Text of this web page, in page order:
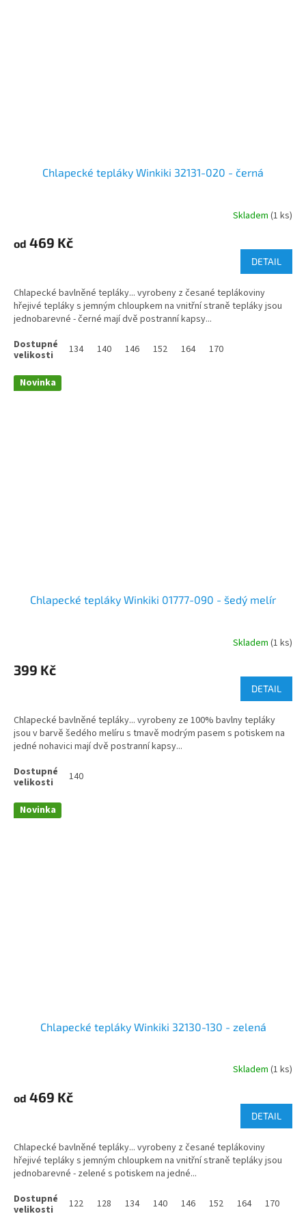
Chlapecké tepláky Winkiki 32131-020 - černá
Skladem (1 ks)
od 469 Kč
DETAIL
Chlapecké bavlněné tepláky... vyrobeny z česané teplákoviny
hřejivé tepláky s jemným chloupkem na vnitřní straně tepláky jsou
jednobarevné - černé mají dvě postranní kapsy...
134 140 146 152 164 170
Novinka
Chlapecké tepláky Winkiki 01777-090 - šedý melír
Skladem (1 ks)
399 Kč
DETAIL
Chlapecké bavlněné tepláky... vyrobeny ze 100% bavlny tepláky
jsou v barvě šedého melíru s tmavě modrým pasem s potiskem na
jedné nohavici mají dvě postranní kapsy...
140
Novinka
Chlapecké tepláky Winkiki 32130-130 - zelená
Skladem (1 ks)
od 469 Kč
DETAIL
Chlapecké bavlněné tepláky... vyrobeny z česané teplákoviny
hřejivé tepláky s jemným chloupkem na vnitřní straně tepláky jsou
jednobarevné - zelené s potiskem na jedné...
122 128 134 140 146 152 164 170